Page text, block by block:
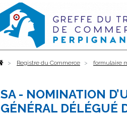
AccueilRegistre du Commerce formulaire
SA - NOMINATION
GÉNÉRAL DÉLÉGUÉ